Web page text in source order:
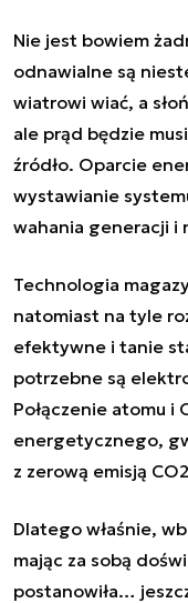
Nie jest bowiem
odnawialne są
wiatrowi wiać, a
ale prąd będzie
źródło. Oparcie
wystawianie
wahania generacji i
Technologia
natomiast na tyle
efektywne i tanie
potrzebne są
Połączenie atomu i
energetycznego,
z zerową emisją
Dlatego właśnie,
mając za sobą
postanowiła…